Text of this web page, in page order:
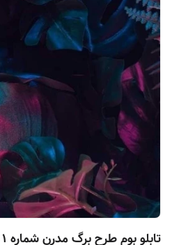
تابلو بوم طرح برگ مدرن شماره ۱ سایز ۹۰×۶۰